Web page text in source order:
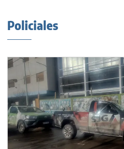
Policiales